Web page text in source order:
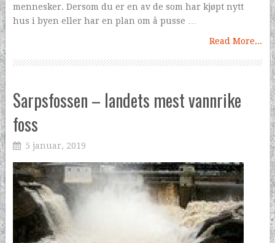
mennesker. Dersom du er en av de som har kjøpt nytt
hus i byen eller har en plan om å pusse …
Read More...
Sarpsfossen – landets mest vannrike
foss
5 januar, 2019